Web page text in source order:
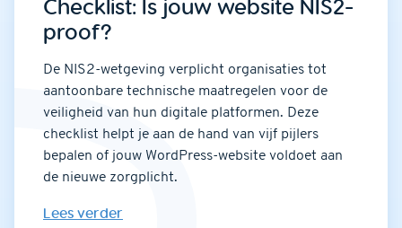
Checklist: Is jouw website NIS2-
proof?
De NIS2-wetgeving verplicht organisaties tot
aantoonbare technische maatregelen voor de
veiligheid van hun digitale platformen. Deze
checklist helpt je aan de hand van vijf pijlers
bepalen of jouw WordPress-website voldoet aan
de nieuwe zorgplicht.
Lees verder